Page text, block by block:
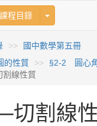
課程目錄 Toggle
國中數學第五冊
的性質
§2-2 圓心
割線性質
切割線